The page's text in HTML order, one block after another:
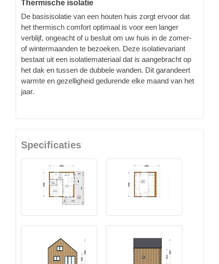
Thermische isolatie
De basisisolatie van een houten huis zorgt ervoor dat
het thermisch comfort optimaal is voor een langer
verblijf, ongeacht of u besluit om uw huis in de zomer-
of wintermaanden te bezoeken. Deze isolatievariant
bestaat uit een isolatiemateriaal dat is aangebracht op
het dak en tussen de dubbele wanden. Dit garandeert
warmte en gezelligheid gedurende elke maand van het
jaar.
Specificaties